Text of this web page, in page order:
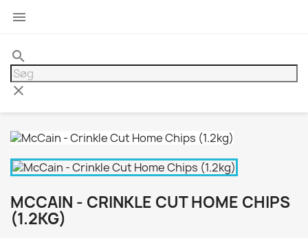

search
clear
MCCAIN - CRINKLE CUT HOME CHIPS
(1.2KG)